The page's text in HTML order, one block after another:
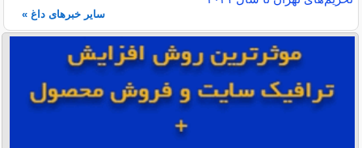
سایر خبرهای داغ »